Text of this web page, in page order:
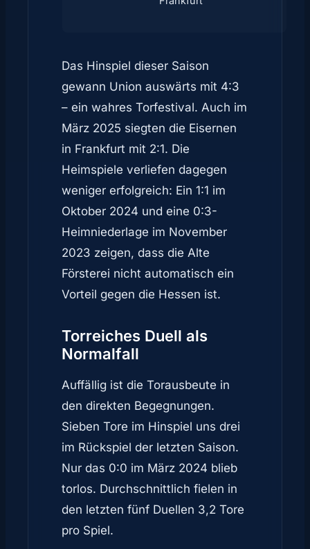
Das Hinspiel dieser Saison
gewann Union auswärts mit 4:3
– ein wahres Torfestival. Auch im
März 2025 siegten die Eisernen
in Frankfurt mit 2:1. Die
Heimspiele verliefen dagegen
weniger erfolgreich: Ein 1:1 im
Oktober 2024 und eine 0:3-
Heimniederlage im November
2023 zeigen, dass die Alte
Försterei nicht automatisch ein
Vorteil gegen die Hessen ist.
Torreiches Duell als
Normalfall
Auffällig ist die Torausbeute in
den direkten Begegnungen.
Sieben Tore im Hinspiel uns drei
im Rückspiel der letzten Saison.
Nur das 0:0 im März 2024 blieb
torlos. Durchschnittlich fielen in
den letzten fünf Duellen 3,2 Tore
pro Spiel.